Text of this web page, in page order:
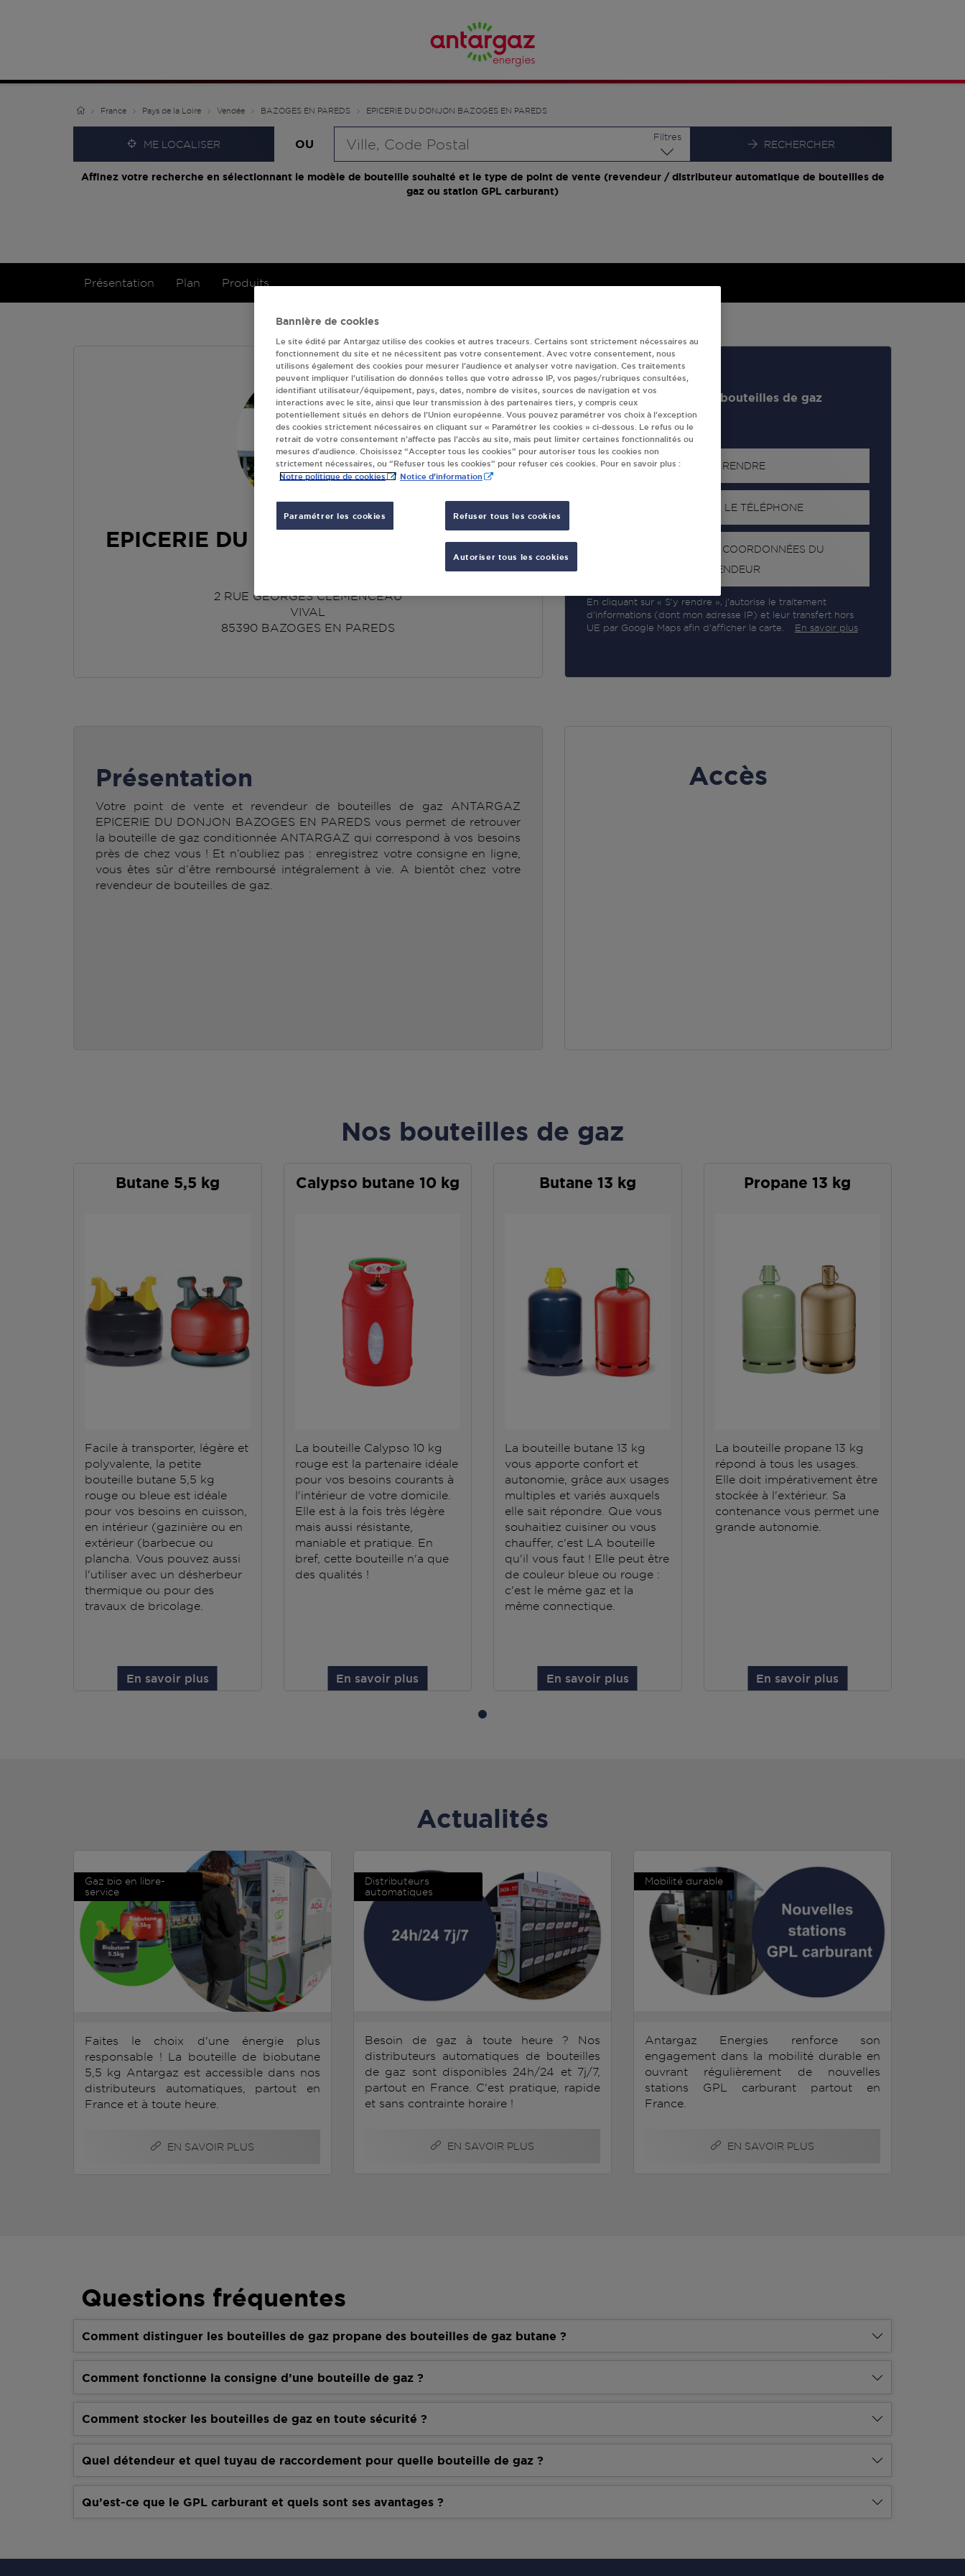
France Pays de la Loire Vendée BAZOGES EN PAREDS EPICERIE DU DONJON BAZOGES EN PAREDS
ME LOCALISER OU
Filtres
RECHERCHER
Affinez votre recherche en sélectionnant le modèle de bouteille souhaité et le type de point de vente (revendeur / distributeur automatique de bouteilles de
gaz ou station GPL carburant)
Présentation Plan Produits
EPICERIE DU DONJON BAZOGES EN
2 RUE GEORGES CLEMENCEAU
VIVAL
85390 BAZOGES EN PAREDS
Revendeur de bouteilles de gaz
S'Y RENDRE
AFFICHER LE TÉLÉPHONE
RECEVOIR LES COORDONNÉES DU
REVENDEUR
En cliquant sur « S’y rendre », j’autorise le traitement
d’informations (dont mon adresse IP) et leur transfert hors
UE par Google Maps afin d’afficher la carte.
En savoir plus
Accès
Présentation
Votre point de vente et revendeur de bouteilles de gaz ANTARGAZ
EPICERIE DU DONJON BAZOGES EN PAREDS vous permet de retrouver
la bouteille de gaz conditionnée ANTARGAZ qui correspond à vos besoins
près de chez vous ! Et n’oubliez pas : enregistrez votre consigne en ligne,
vous êtes sûr d’être remboursé intégralement à vie. A bientôt chez votre
revendeur de bouteilles de gaz.
Nos bouteilles de gaz
Butane 5,5 kg
Facile à transporter, légère et
polyvalente, la petite
bouteille butane 5,5 kg
rouge ou bleue est idéale
pour vos besoins en cuisson,
en intérieur (gazinière ou en
extérieur (barbecue ou
plancha. Vous pouvez aussi
l'utiliser avec un désherbeur
thermique ou pour des
travaux de bricolage.
En savoir plus
Calypso butane 10 kg
La bouteille Calypso 10 kg
rouge est la partenaire idéale
pour vos besoins courants à
l'intérieur de votre domicile.
Elle est à la fois très légère
mais aussi résistante,
maniable et pratique. En
bref, cette bouteille n'a que
des qualités !
En savoir plus
Butane 13 kg
La bouteille butane 13 kg
vous apporte confort et
autonomie, grâce aux usages
multiples et variés auxquels
elle sait répondre. Que vous
souhaitiez cuisiner ou vous
chauffer, c'est LA bouteille
qu'il vous faut ! Elle peut être
de couleur bleue ou rouge :
c'est le même gaz et la
même connectique.
En savoir plus
Propane 13 kg
La bouteille propane 13 kg
répond à tous les usages.
Elle doit impérativement être
stockée à l'extérieur. Sa
contenance vous permet une
grande autonomie.
En savoir plus
Actualités
Gaz bio en libre-
service
Faites le choix d'une énergie plus
responsable ! La bouteille de biobutane
5,5 kg Antargaz est accessible dans nos
distributeurs automatiques, partout en
France et à toute heure.
EN SAVOIR PLUS
Distributeurs
automatiques
Besoin de gaz à toute heure ? Nos
distributeurs automatiques de bouteilles
de gaz sont disponibles 24h/24 et 7j/7,
partout en France. C'est pratique, rapide
et sans contrainte horaire !
EN SAVOIR PLUS
Mobilité durable
Antargaz Energies renforce son
engagement dans la mobilité durable en
ouvrant régulièrement de nouvelles
stations GPL carburant partout en
France.
EN SAVOIR PLUS
Questions fréquentes
Comment distinguer les bouteilles de gaz propane des bouteilles de gaz butane ?
Comment fonctionne la consigne d’une bouteille de gaz ?
Comment stocker les bouteilles de gaz en toute sécurité ?
Quel détendeur et quel tuyau de raccordement pour quelle bouteille de gaz ?
Qu’est-ce que le GPL carburant et quels sont ses avantages ?
Bannière de cookies
Le site édité par Antargaz utilise des cookies et autres traceurs. Certains sont strictement nécessaires au
fonctionnement du site et ne nécessitent pas votre consentement. Avec votre consentement, nous
utilisons également des cookies pour mesurer l’audience et analyser votre navigation. Ces traitements
peuvent impliquer l’utilisation de données telles que votre adresse IP, vos pages/rubriques consultées,
identifiant utilisateur/équipement, pays, dates, nombre de visites, sources de navigation et vos
interactions avec le site, ainsi que leur transmission à des partenaires tiers, y compris ceux
potentiellement situés en dehors de l’Union européenne. Vous pouvez paramétrer vos choix à l’exception
des cookies strictement nécessaires en cliquant sur « Paramétrer les cookies » ci-dessous. Le refus ou le
retrait de votre consentement n’affecte pas l’accès au site, mais peut limiter certaines fonctionnalités ou
mesures d’audience. Choisissez “Accepter tous les cookies” pour autoriser tous les cookies non
strictement nécessaires, ou “Refuser tous les cookies” pour refuser ces cookies. Pour en savoir plus :
Notre politique de cookies Notice d'information
Paramétrer les cookies Refuser tous les cookies
Autoriser tous les cookies